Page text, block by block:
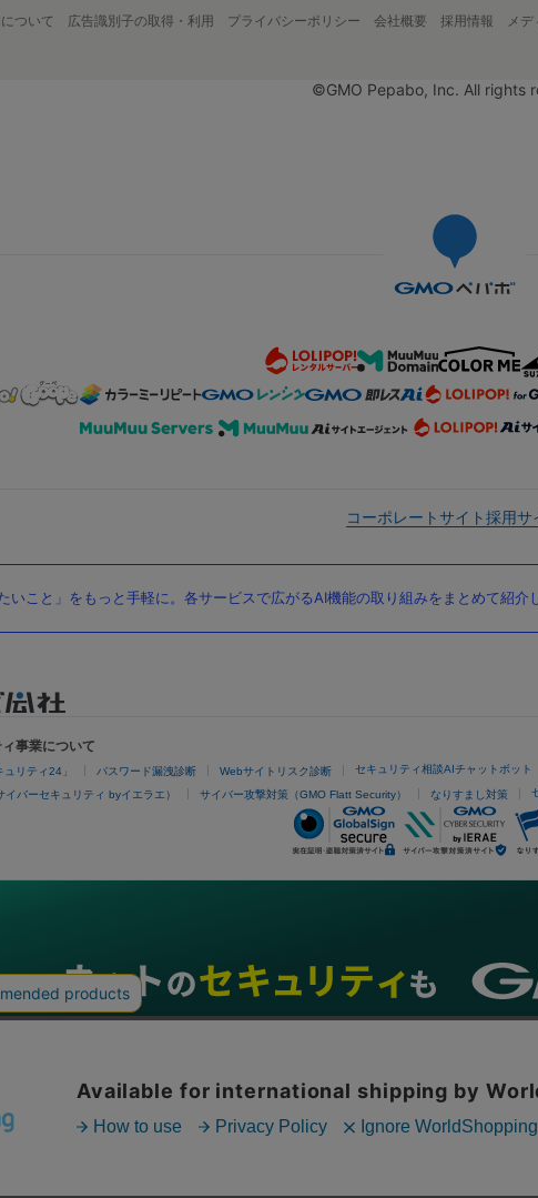
ついて 広告識別子の取得・利用 プライバシーポリシー 会社概要 採用情報 メデ
©GMO Pepabo, Inc. All rights
コーポレートサイト採用サ
いこと」をもっと手軽に。各サービスで広がるAI機能の取り組みをまとめて紹介
事業について
リティ24」 パスワード漏洩診断 Webサイトリスク診断 セキュリティ相談AIチャットボット
バーセキュリティ byイエラエ） サイバー攻撃対策（GMO Flatt Security） なりすまし対策